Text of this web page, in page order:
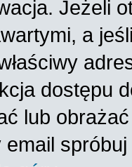
Jeżeli
a
dostępu
lub
email